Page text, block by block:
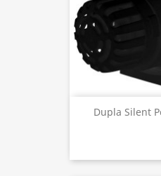
Dupla Silent